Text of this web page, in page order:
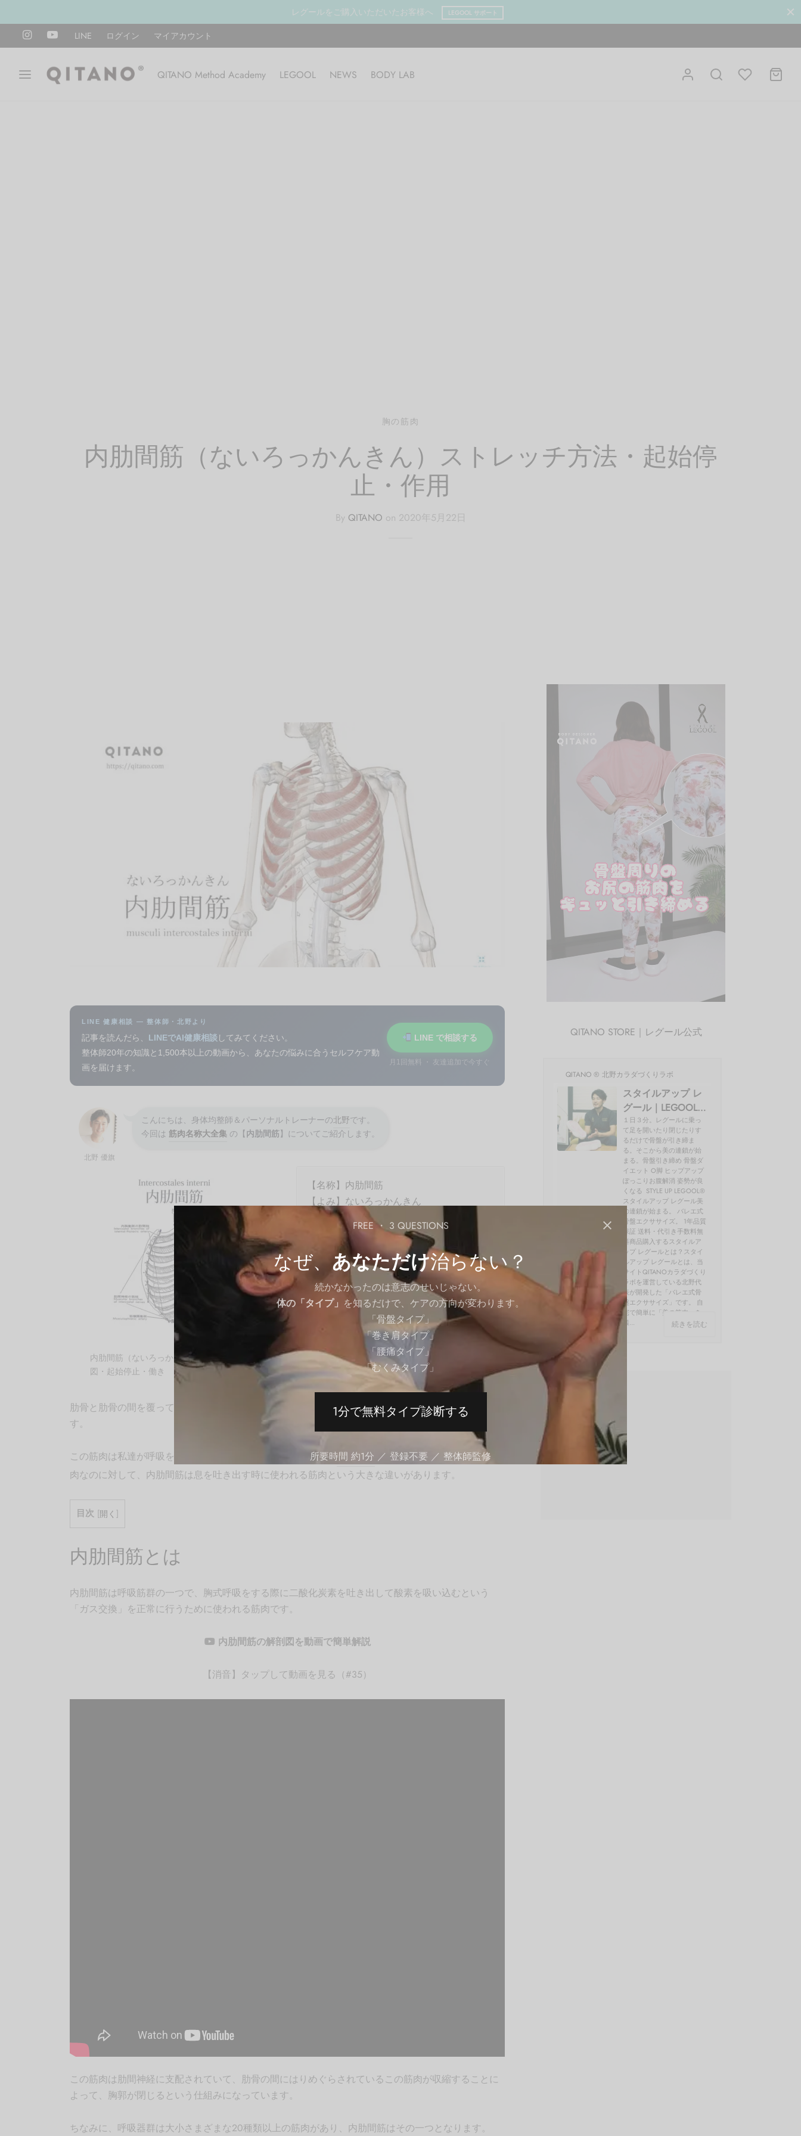
FREE ・ 3 QUESTIONS
なぜ、あなただけ治らない？
続かなかったのは意志のせいじゃない。
体の「タイプ」 を知るだけで、ケアの方向が変わります。
「骨盤タイプ」
「巻き肩タイプ」
「腰痛タイプ」
「むくみタイプ」
1分で無料タイプ診断する
所要時間 約1分 ／ 登録不要 ／ 整体師監修
レグールをご購入いただいたお客様へ LEGOOL サポート
LINE ログイン マイアカウント
QITANO Method Academy LEGOOL NEWS BODY LAB
胸の筋肉
内肋間筋（ないろっかんきん）ストレッチ方法・起始停
止・作用
By QITANO on 2020年5月22日
LINE 健康相談 — 整体師・北野より
記事を読んだら、 LINEでAI健康相談 してみてください。
整体師20年の知識と1,500本以上の動画から、あなたの悩みに合うセルフケア動
画を届けます。
LINE で相談する
月1回無料 ・ 友達追加で今すぐ
北野 優旗
こんにちは、身体均整師＆パーソナルトレーナーの北野です。
今回は 筋肉名称大全集 の【内肋間筋】についてご紹介します。
内肋間筋（ないろっかんきん）機能解剖学
図・起始停止・働き
【名称】内肋間筋
【よみ】ないろっかんきん
【英語名称】Internal intercostal muscles
さっそくストレッチを始める
肋骨と肋骨の間を覆っている筋肉は、肋間筋群と呼ばれていますが、その一つに内肋間筋がありま
す。
この筋肉は私達が呼吸をする際に使われますが、すぐ隣にある外肋間筋 が息を吸うときに使われる筋
肉なのに対して、内肋間筋は息を吐き出す時に使われる筋肉という大きな違いがあります。
目次 [開く ]
内肋間筋とは
内肋間筋は呼吸筋群の一つで、胸式呼吸をする際に二酸化炭素を吐き出して酸素を吸い込むという
「ガス交換」を正常に行うために使われる筋肉です。
内肋間筋の解剖図を動画で簡単解説
【消音】タップして動画を見る（#35）
この筋肉は肋間神経に支配されていて、肋骨の間にはりめぐらされているこの筋肉が収縮することに
よって、胸郭が閉じるという仕組みになっています。
ちなみに、呼吸器群は大小さまざまな20種類以上の筋肉があり、内肋間筋はその一つとなります。
QITANO STORE｜レグール公式
QITANO ® 北野カラダづくりラボ
スタイルアップ レ
グール｜LEGOOL®
使い方、効果を開
発者の北野が解説
１日３分。レグールに乗っ
て足を開いたり閉じたりす
るだけで骨盤が引き締ま
る。そこから美の連鎖が始
まる。骨盤引き締め 骨盤ダ
イエット O脚 ヒップアップ
ぽっこりお腹解消 姿勢が良
くなる STYLE UP LEGOOL®
スタイルアップ レグール美
の連鎖が始まる。 バレエ式
骨盤エクササイズ。 1年品質
保証 送料・代引き手数料無
料商品購入するスタイルア
ップ レグールとは？スタイ
ルアップ レグールとは、当
サイトQITANOカラダづくり
ラボを運営している北野代
表が開発した「バレエ式骨
盤エクササイズ」です。 自
宅で簡単に「美の筋肉」を
鍛...
続きを読む